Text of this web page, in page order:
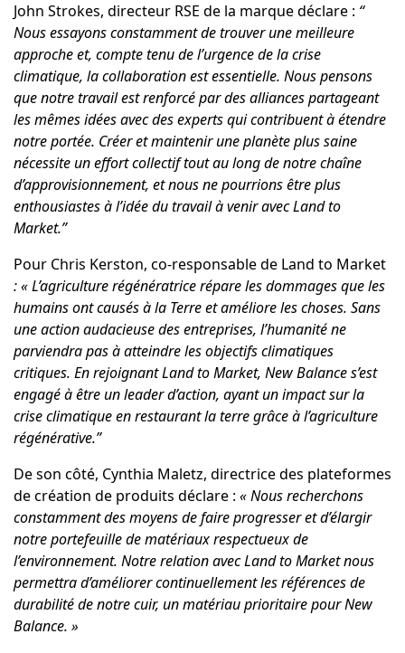
John Strokes, directeur RSE de la marque déclare : “
Nous essayons constamment de trouver une meilleure
approche et, compte tenu de l’urgence de la crise
climatique, la collaboration est essentielle. Nous pensons
que notre travail est renforcé par des alliances partageant
les mêmes idées avec des experts qui contribuent à étendre
notre portée. Créer et maintenir une planète plus saine
nécessite un effort collectif tout au long de notre chaîne
d’approvisionnement, et nous ne pourrions être plus
enthousiastes à l’idée du travail à venir avec Land to
Market.”
Pour Chris Kerston, co-responsable de Land to Market
: « L’agriculture régénératrice répare les dommages que les
humains ont causés à la Terre et améliore les choses. Sans
une action audacieuse des entreprises, l’humanité ne
parviendra pas à atteindre les objectifs climatiques
critiques. En rejoignant Land to Market, New Balance s’est
engagé à être un leader d’action, ayant un impact sur la
crise climatique en restaurant la terre grâce à l’agriculture
régénérative.”
De son côté, Cynthia Maletz, directrice des plateformes
de création de produits déclare : « Nous recherchons
constamment des moyens de faire progresser et d’élargir
notre portefeuille de matériaux respectueux de
l’environnement. Notre relation avec Land to Market nous
permettra d’améliorer continuellement les références de
durabilité de notre cuir, un matériau prioritaire pour New
Balance. »